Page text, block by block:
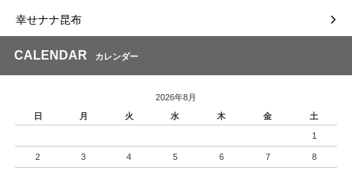
幸せナナ昆布
CALENDAR カレンダー
2026年8月
日
月 火 水 木 金 土
1
2 3 4 5 6 7 8